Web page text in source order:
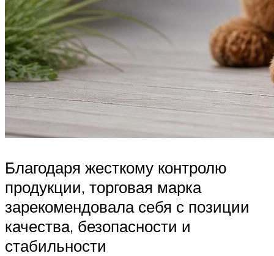
Благодаря жесткому контролю
продукции, торговая марка
зарекомендовала себя с позиции
качества, безопасности и
стабильности